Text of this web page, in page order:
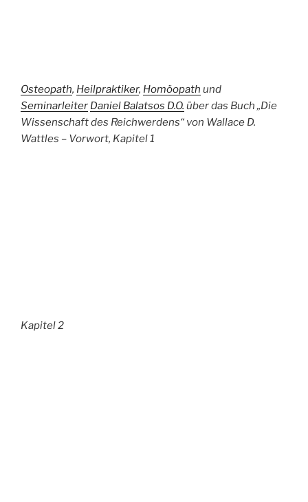
Osteopath, Heilpraktiker, Homöopath und
Seminarleiter Daniel Balatsos D.O. über das Buch „Die
Wissenschaft des Reichwerdens“ von Wallace D.
Wattles – Vorwort, Kapitel 1
Kapitel 2